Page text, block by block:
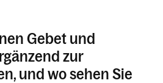
Gebet und
zur
und wo sehen Sie